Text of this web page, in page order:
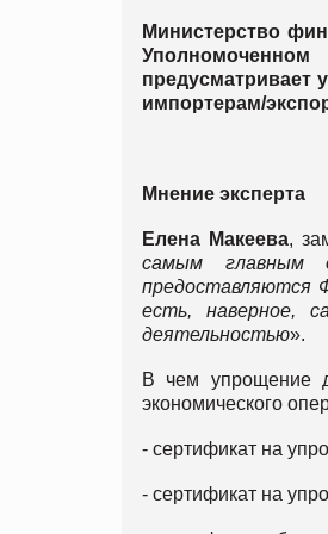
Министерство
предусматривает
импортерам/
Мнение эксперта
Елена Макеева,
самым главным
предоставляются
есть, наверное,
деятельностью».
В чем упрощение
экономического
- сертификат на
- сертификат на